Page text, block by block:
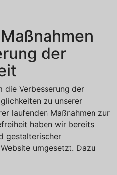
der
die Verbesserung der
zu unserer
laufenden Maßnahmen zur
haben wir bereits
gestalterischer
umgesetzt. Dazu